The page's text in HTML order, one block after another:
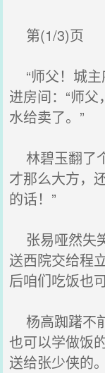
第(1/3)页
“师父！城主
进房间：“师
水给卖了。”
林碧玉翻了
才那么大方，
的话！”
张易哑然失
送西院交给程
后咱们吃饭也
杨高踟躇不
也可以学做饭
送给张少侠的